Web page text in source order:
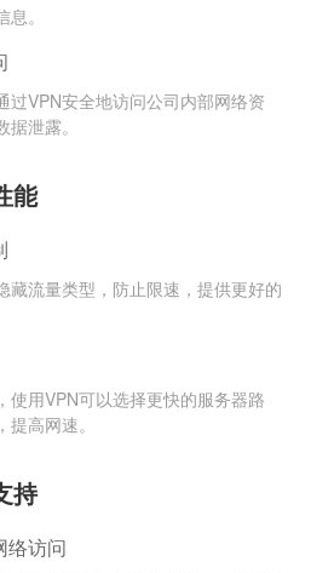
。
过VPN安全地访问公司内部网络资
泄露。
能
藏流量类型，防止限速，提供更好的
使用VPN可以选择更快的服务器路
高网速。
持
络访问